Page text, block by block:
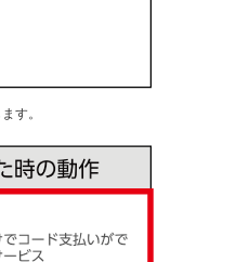
す。